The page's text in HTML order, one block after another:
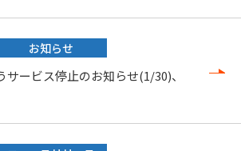
お知らせ
サービス停止のお知らせ(1/30)、